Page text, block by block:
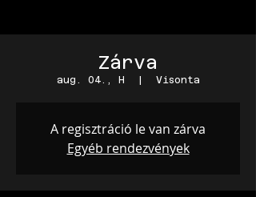
Zárva
aug. 04., H Visonta
A regisztráció le van zárva
Egyéb rendezvények